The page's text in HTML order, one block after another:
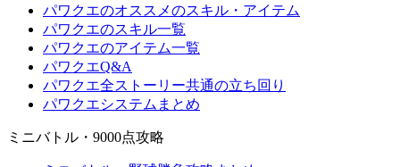
パワクエのオススメのスキル・アイテム
パワクエのスキル一覧
パワクエのアイテム一覧
パワクエQ&A
パワクエ全ストーリー共通の立ち回り
パワクエシステムまとめ
ミニバトル・9000点攻略